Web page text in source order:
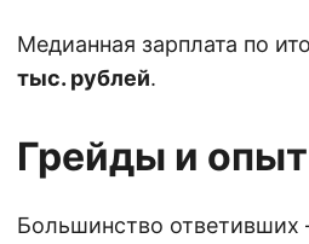
Медианная зарплата по
тыс. рублей.
Грейды и
Большинство